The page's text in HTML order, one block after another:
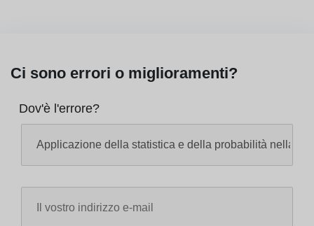
Ci sono errori o miglioramenti?
Dov'è l'errore?